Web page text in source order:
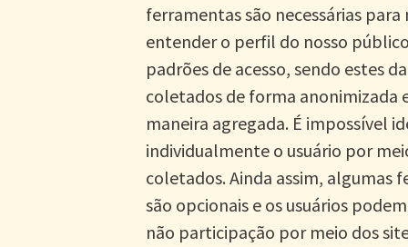
ferramentas são necessárias para
entender o perfil do nosso
padrões de acesso, sendo estes
coletados de forma anonimizada
maneira agregada. É impossível
individualmente o usuário por
coletados. Ainda assim, algumas
são opcionais e os usuários
não participação por meio dos